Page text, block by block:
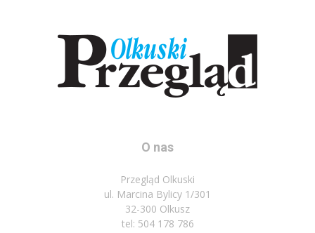
O nas
Przegląd Olkuski
ul. Marcina Bylicy 1/301
32-300 Olkusz
tel: 504 178 786